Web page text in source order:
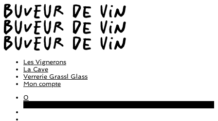
Les Vignerons
La Cave
Verrerie Grassl Glass
Mon compte
0